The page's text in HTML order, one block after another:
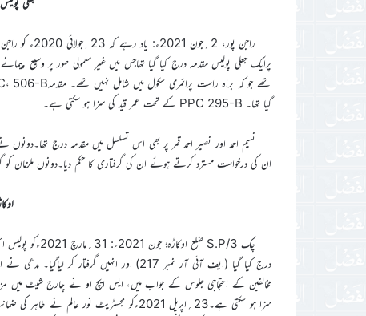
راجن پور،
پرایک جعلی پولیس مقدمہ درج کیا گیا تھاجس میں غیر معمولی طور پر وسیع
گیا تھا۔ PPC 295-B کے تحت عمر قید کی سزا ہو سکتی ہے۔
ان کی درخواست مسترد کرتے ہوئے ان کی گرفتاری کا حکم دیا۔دونوں ملزمان کو
درج کیا گیا (ایف آئی آر نمبر 217) اور انہیں
سزا ہو سکتی ہے۔23؍اپریل 2021ءکو